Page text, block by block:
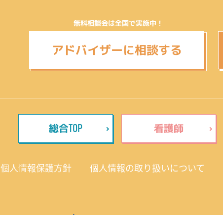
無料相談会は全国で実施中！
アドバイザーに相談する
総合TOP 看護師
個人情報保護方針 個人情報の取り扱いについて